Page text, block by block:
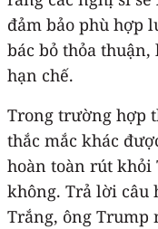
đảm bảo phù hợp
bác bỏ thỏa
hạn chế.
Trong trường hợp
thắc mắc khác
hoàn toàn rút khỏi
không. Trả lời câu
Trắng, ông Trump